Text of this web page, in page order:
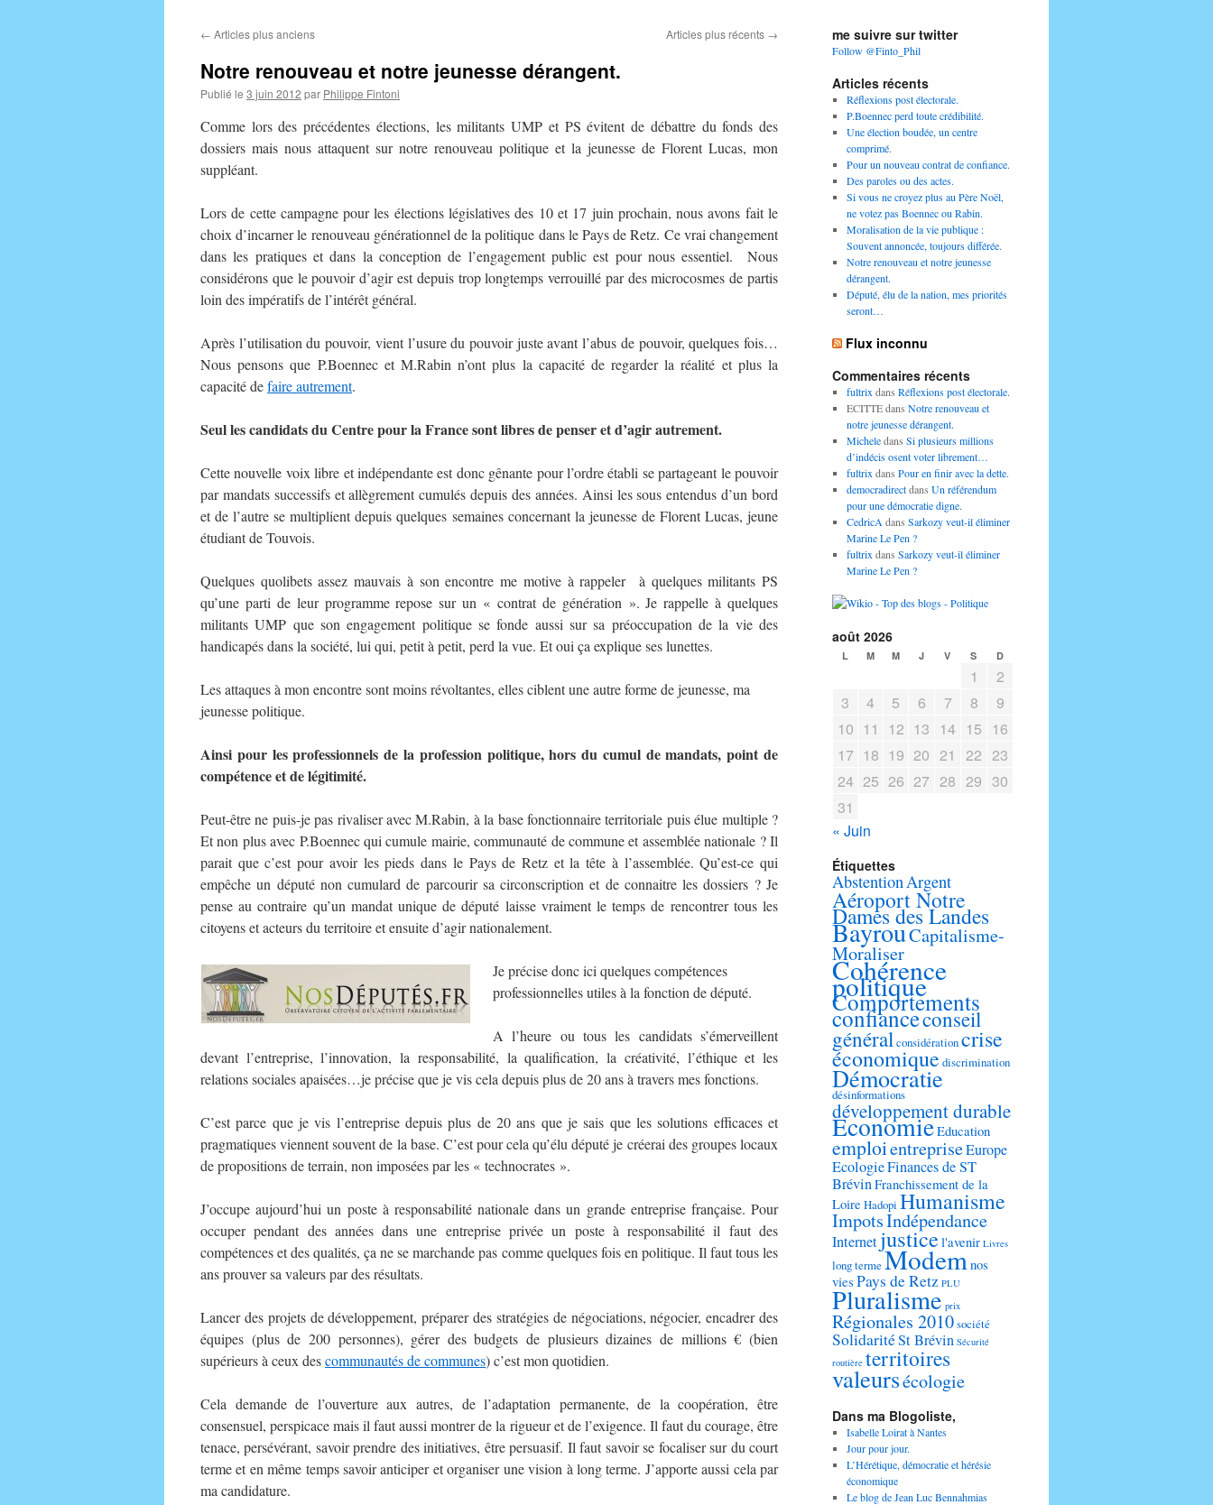
contenu
← Articles plus anciens Articles plus récents →
Notre renouveau et notre jeunesse dérangent.
Publié le 3 juin 2012 par Philippe Fintoni
Comme lors des précédentes élections, les militants UMP et PS évitent de débattre du fonds des
dossiers mais nous attaquent sur notre renouveau politique et la jeunesse de Florent Lucas, mon
suppléant.
Lors de cette campagne pour les élections législatives des 10 et 17 juin prochain, nous avons fait le
choix d’incarner le renouveau générationnel de la politique dans le Pays de Retz. Ce vrai changement
dans les pratiques et dans la conception de l’engagement public est pour nous essentiel. Nous
considérons que le pouvoir d’agir est depuis trop longtemps verrouillé par des microcosmes de partis
loin des impératifs de l’intérêt général.
Après l’utilisation du pouvoir, vient l’usure du pouvoir juste avant l’abus de pouvoir, quelques fois…
Nous pensons que P.Boennec et M.Rabin n’ont plus la capacité de regarder la réalité et plus la
capacité defaire autrement.
Seul les candidats du Centre pour la France sont libres de penser et d’agir autrement.
Cette nouvelle voix libre et indépendante est donc gênante pour l’ordre établi se partageant le pouvoir
par mandats successifs et allègrement cumulés depuis des années. Ainsi les sous entendus d’un bord
et de l’autre se multiplient depuis quelques semaines concernant la jeunesse de Florent Lucas, jeune
étudiant de Touvois.
Quelques quolibets assez mauvais à son encontre me motive à rappeler à quelques militants PS
qu’une parti de leur programme repose sur un « contrat de génération ». Je rappelle à quelques
militants UMP que son engagement politique se fonde aussi sur sa préoccupation de la vie des
handicapés dans la société, lui qui, petit à petit, perd la vue. Et oui ça explique ses lunettes.
Les attaques à mon encontre sont moins révoltantes, elles ciblent une autre forme de jeunesse, ma
jeunesse politique.
Ainsi pour les professionnels de la profession politique, hors du cumul de mandats, point de
compétence et de légitimité.
Peut-être ne puis-je pas rivaliser avec M.Rabin, à la base fonctionnaire territoriale puis élue multiple ?
Et non plus avec P.Boennec qui cumule mairie, communauté de commune et assemblée nationale ? Il
parait que c’est pour avoir les pieds dans le Pays de Retz et la tête à l’assemblée. Qu’est-ce qui
empêche un député non cumulard de parcourir sa circonscription et de connaitre les dossiers ? Je
pense au contraire qu’un mandat unique de député laisse vraiment le temps de rencontrer tous les
citoyens et acteurs du territoire et ensuite d’agir nationalement.
Je précise donc ici quelques compétences
professionnelles utiles à la fonction de député.
A l’heure ou tous les candidats s’émerveillent
devant l’entreprise, l’innovation, la responsabilité, la qualification, la créativité, l’éthique et les
relations sociales apaisées…je précise que je vis cela depuis plus de 20 ans à travers mes fonctions.
C’est parce que je vis l’entreprise depuis plus de 20 ans que je sais que les solutions efficaces et
pragmatiques viennent souvent de la base. C’est pour cela qu’élu député je créerai des groupes locaux
de propositions de terrain, non imposées par les « technocrates ».
J’occupe aujourd’hui un poste à responsabilité nationale dans un grande entreprise française. Pour
occuper pendant des années dans une entreprise privée un poste à responsabilité il faut des
compétences et des qualités, ça ne se marchande pas comme quelques fois en politique. Il faut tous les
ans prouver sa valeurs par des résultats.
Lancer des projets de développement, préparer des stratégies de négociations, négocier, encadrer des
équipes (plus de 200 personnes), gérer des budgets de plusieurs dizaines de millions € (bien
supérieurs à ceux descommunautés de communes) c’est mon quotidien.
Cela demande de l’ouverture aux autres, de l’adaptation permanente, de la coopération, être
consensuel, perspicace mais il faut aussi montrer de la rigueur et de l’exigence. Il faut du courage, être
tenace, persévérant, savoir prendre des initiatives, être persuasif. Il faut savoir se focaliser sur du court
terme et en même temps savoir anticiper et organiser une vision à long terme. J’apporte aussi cela par
ma candidature.
me suivre sur twitter
Follow @Finto_Phil
Articles récents
Réflexions post électorale.
P.Boennec perd toute crédibilité.
Une élection boudée, un centre
comprimé.
Pour un nouveau contrat de confiance.
Des paroles ou des actes.
Si vous ne croyez plus au Père Noël,
ne votez pas Boennec ou Rabin.
Moralisation de la vie publique :
Souvent annoncée, toujours différée.
Notre renouveau et notre jeunesse
dérangent.
Député, élu de la nation, mes priorités
seront…
Flux inconnu
Commentaires récents
fultrix dans Réflexions post électorale.
ECITTEdans Notre renouveau et
notre jeunesse dérangent.
Micheledans Si plusieurs millions
d’indécis osent voter librement…
fultrix dans Pour en finir avec la dette.
democradirectdans Un référendum
pour une démocratie digne.
CedricA dans Sarkozy veut-il éliminer
Marine Le Pen ?
fultrix dans Sarkozy veut-il éliminer
Marine Le Pen ?
août 2026
L M M J V S D
« Juin
1
2
3
4 5 6 7 8
9
10 11 12 13 14 15 16
17 18 19 20 21 22 23
24 25 26 27 28 29 30
31
Étiquettes
AbstentionArgent
Aéroport Notre
Dames des Landes
BayrouCapitalisme-
Moraliser
Cohérence
politique
Comportements
confianceconseil
généralconsidérationcrise
économique discrimination
Démocratie
désinformations
développement durable
EconomieEducation
emploientrepriseEurope
EcologieFinances de ST
BrévinFranchissement de la
Loire Hadopi Humanisme
ImpotsIndépendance
Internetjusticel'avenir Livres
long termeModemnos
vies Pays de Retz PLU
Pluralisme prix
Régionales 2010société
SolidaritéSt Brévin Sécurité
routière territoires
valeursécologie
Dans ma Blogoliste,
Isabelle Loirat à Nantes
Jour pour jour.
L’Hérétique, démocratie et hérésie
économique
Le blog de Jean Luc Bennahmias